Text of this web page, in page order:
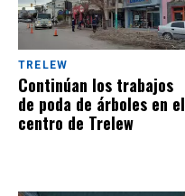
TRELEW
Continúan los trabajos
de poda de árboles en el
centro de Trelew